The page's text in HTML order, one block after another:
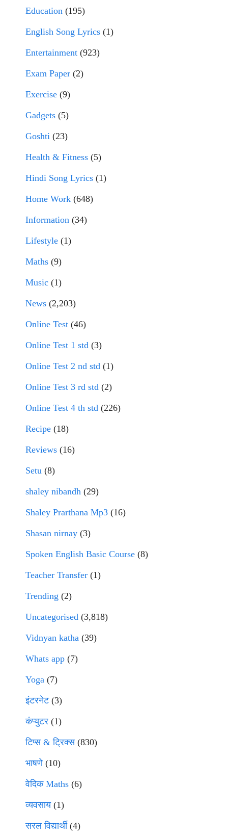
Education (195)
English Song Lyrics (1)
Entertainment (923)
Exam Paper (2)
Exercise (9)
Gadgets (5)
Goshti (23)
Health & Fitness (5)
Hindi Song Lyrics (1)
Home Work (648)
Information (34)
Lifestyle (1)
Maths (9)
Music (1)
News (2,203)
Online Test (46)
Online Test 1 std (3)
Online Test 2 nd std (1)
Online Test 3 rd std (2)
Online Test 4 th std (226)
Recipe (18)
Reviews (16)
Setu (8)
shaley nibandh (29)
Shaley Prarthana Mp3 (16)
Shasan nirnay (3)
Spoken English Basic Course (8)
Teacher Transfer (1)
Trending (2)
Uncategorised (3,818)
Vidnyan katha (39)
Whats app (7)
Yoga (7)
इंटरनेट(3)
कंप्युटर (1)
टिप्स & ट्रिक्स(830)
भाषणे(10)
वेदिक Maths (6)
व्यवसाय(1)
सरल विद्यार्थी(4)